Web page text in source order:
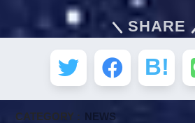
SHARE
CATEGORY : NEWS